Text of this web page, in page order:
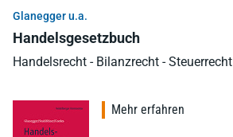
Glanegger u.a.
Handelsgesetzbuch
Handelsrecht - Bilanzrecht - Steuerrecht
Mehr erfahren